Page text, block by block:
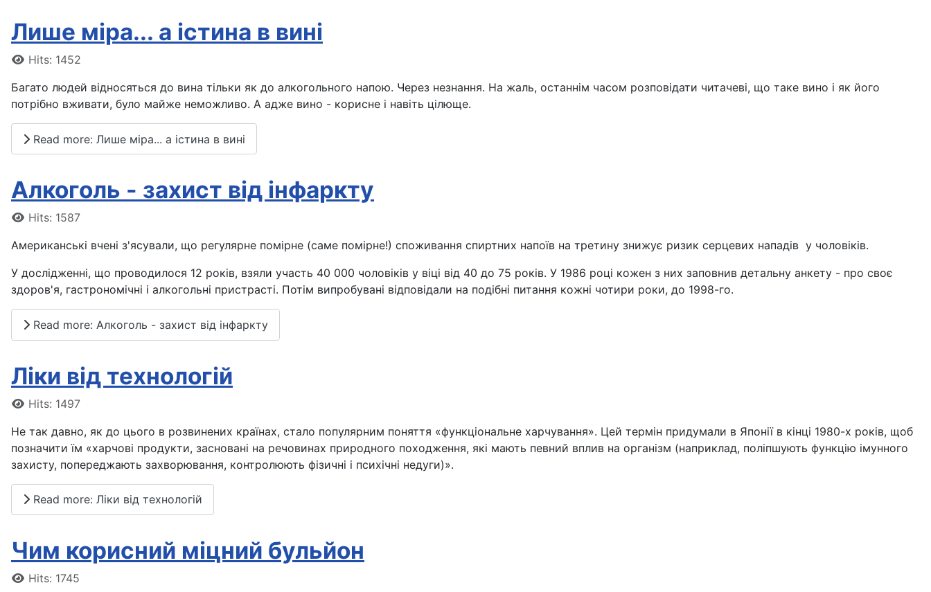
Лише міра... а істина в вині
DetailsHits: 1452
Багато людей відносяться до вина тільки як до алкогольного напою. Через незнання. На жаль, останнім часом розповідати читачеві, що таке вино і як його
потрібно вживати, було майже неможливо. А адже вино - корисне і навіть цілюще.
Read more: Лише міра... а істина в вині
Алкоголь - захист від інфаркту
DetailsHits: 1587
Американські вчені з'ясували, що регулярне помірне (саме помірне!) споживання спиртних напоїв на третину знижує ризик серцевих нападів у чоловіків.
У дослідженні, що проводилося 12 років, взяли участь 40 000 чоловіків у віці від 40 до 75 років. У 1986 році кожен з них заповнив детальну анкету - про своє
здоров'я, гастрономічні і алкогольні пристрасті. Потім випробувані відповідали на подібні питання кожні чотири роки, до 1998-го.
Read more: Алкоголь - захист від інфаркту
Ліки від технологій
DetailsHits: 1497
Hе так давно, як до цього в розвинених країнах, стало популярним поняття «функціональне харчування». Цей термін придумали в Японії в кінці 1980-х років, щоб
позначити їм «харчові продукти, засновані на речовинах природного походження, які мають певний вплив на організм (наприклад, поліпшують функцію імунного
захисту, попереджають захворювання, контролюють фізичні і психічні недуги)».
Read more: Ліки від технологій
Чим корисний міцний бульйон
DetailsHits: 1745